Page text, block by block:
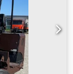
10x16,5 IND 10
تایر عقب:
, ارتفاع کل:۲٬۳۰۷
میلی‌متر, عرض
چنگال, بازوی